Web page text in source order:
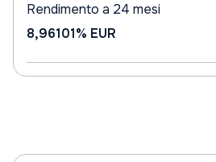
Rendimento a 24 mesi
8,96101% EUR